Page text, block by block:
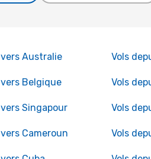
Australie Vols
Belgique Vols
Singapour Vols
Cameroun Vols